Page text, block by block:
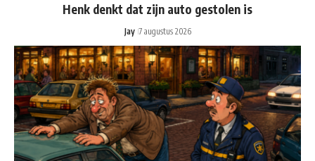
Henk denkt dat zijn auto gestolen is
Jay 7 augustus 2026